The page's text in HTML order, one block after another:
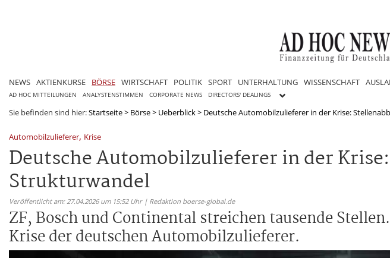
NEWS AKTIENKURSE BÖRSE WIRTSCHAFT POLITIK SPORT UNTERHALTUNG WISSENSCHAFT
AD HOC MITTEILUNGEN ANALYSTENSTIMMEN CORPORATE NEWS DIRECTORS' DEALINGS
Sie befinden sind hier:Startseite> Börse> Ueberblick> Deutsche Automobilzulieferer in der Krise:
Automobilzulieferer, Krise
Deutsche Automobilzulieferer in der
Strukturwandel
Veröffentlicht am: 27.04.2026 um 15:52 Uhr | Redaktion boerse-global.de
ZF, Bosch und Continental streichen tausende
Krise der deutschen Automobilzulieferer.